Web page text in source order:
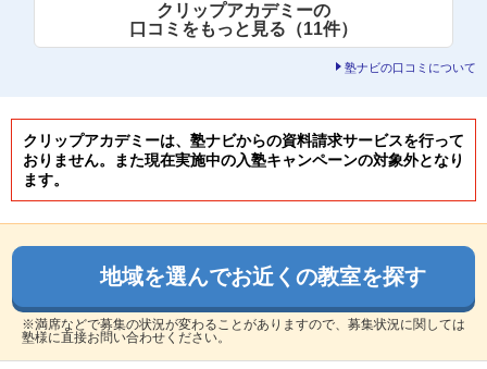
クリップアカデミーの
口コミをもっと見る（11件）
塾ナビの口コミについて
クリップアカデミーは、塾ナビからの資料請求サービスを行って
おりません。また現在実施中の入塾キャンペーンの対象外となり
ます。
地域を選んでお近くの教室を探す
※満席などで募集の状況が変わることがありますので、募集状況に関しては
塾様に直接お問い合わせください。